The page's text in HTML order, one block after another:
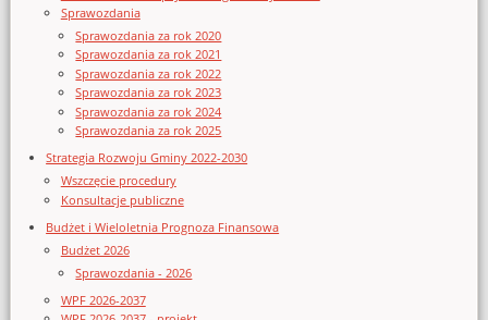
Sprawozdania
Sprawozdania za rok 2020
Sprawozdania za rok 2021
Sprawozdania za rok 2022
Sprawozdania za rok 2023
Sprawozdania za rok 2024
Sprawozdania za rok 2025
Strategia Rozwoju Gminy 2022-2030
Wszczęcie procedury
Konsultacje publiczne
Budżet i Wieloletnia Prognoza Finansowa
Budżet 2026
Sprawozdania - 2026
WPF 2026-2037